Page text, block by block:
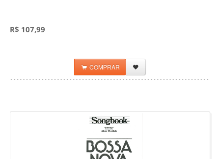
R$ 107,99
COMPRAR